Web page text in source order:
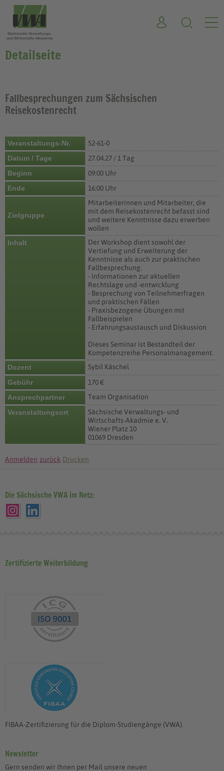
Detailseite
Fallbesprechungen zum Sächsischen
Reisekostenrecht
Veranstaltungs-Nr.
52-61-0
Datum / Tage
27.04.27 / 1 Tag
Beginn
09:00 Uhr
Ende
16:00 Uhr
Zielgruppe
Mitarbeiterinnen und Mitarbeiter, die
mit dem Reisekostenrecht befasst sind
und weitere Kenntnisse dazu erwerben
wollen
Inhalt
Der Workshop dient sowohl der
Vertiefung und Erweiterung der
Kenntnisse als auch zur praktischen
Fallbesprechung.
- Informationen zur aktuellen
Rechtslage und -entwicklung
- Besprechung von Teilnehmerfragen
und praktischen Fällen
- Praxisbezogene Übungen mit
Fallbeispielen
- Erfahrungsaustausch und Diskussion
Dieses Seminar ist Bestandteil der
Kompetenzreihe Personalmanagement.
Dozent
Sybil Käschel
Gebühr
170 €
Ansprechpartner
Team Organisation
Veranstaltungsort
Sächsische Verwaltungs- und
Wirtschafts-Akadmie e. V.
Wiener Platz 10
01069 Dresden
Anmelden zurück Drucken
Die Sächsische VWA im Netz:
Zertifizierte Weiterbildung
FIBAA-Zertifizierung für die Diplom-Studiengänge (VWA)
Newsletter
Gern senden wir Ihnen per Mail unsere neuen